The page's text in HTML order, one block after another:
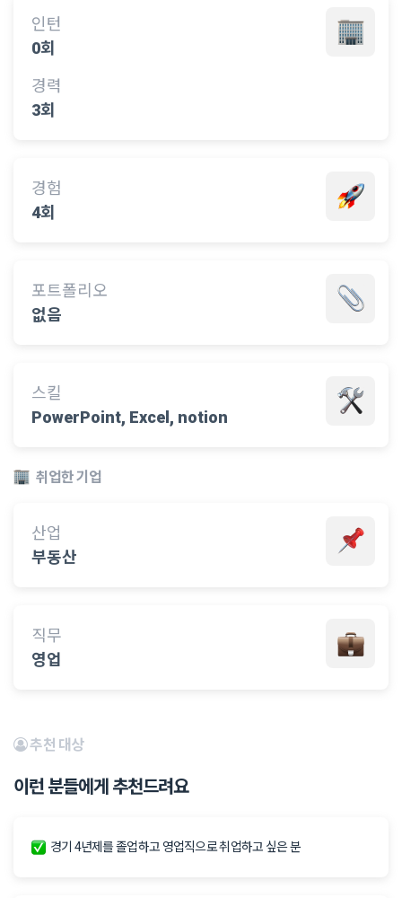
인턴
0회
경력
3회
경험
4회
포트폴리오
없음
스킬
PowerPoint, Excel, notion
취업한 기업
산업
부동산
직무
영업
추천 대상
이런 분들에게 추천드려요
경기 4년제를 졸업하고 영업직으로 취업하고 싶은 분